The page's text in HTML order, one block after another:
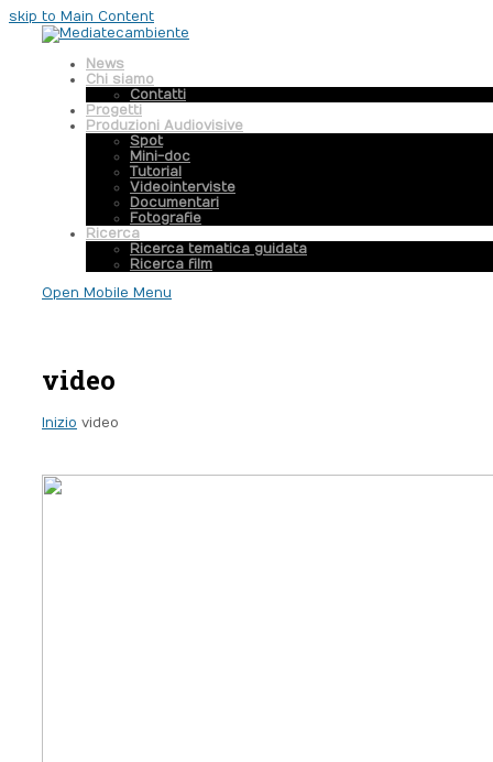
skip to Main Content
News
Chi siamo
Contatti
Progetti
Produzioni Audiovisive
Spot
Mini-doc
Tutorial
Videointerviste
Documentari
Fotografie
Ricerca
Ricerca tematica guidata
Ricerca film
Open Mobile Menu
video
Inizio video